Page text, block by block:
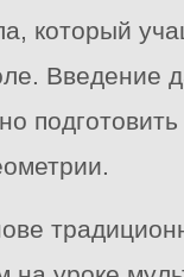
который
Введение